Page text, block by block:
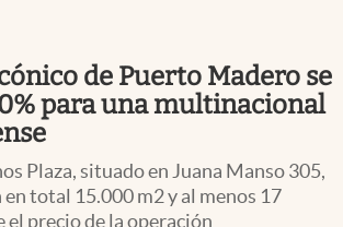
Uruguay
de Puerto Madero se
para una multinacional
Plaza, situado en Juana Manso 305,
en total 15.000 m2 y al menos 17
el precio de la operación